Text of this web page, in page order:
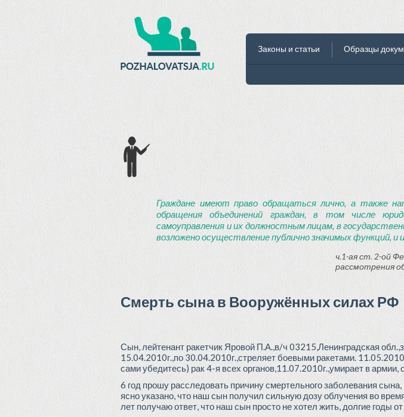
Законы и статьи Образцы
Граждане имеют право обращаться лично, а также
обращения объединений граждан, в том числе
самоуправления и их должностным лицам, в
возложено осуществление публично значимых функций,
ч.1-ая ст. 2-ой
рассмотрения
Смерть сына в Вооружённых силах РФ
Сын, лейтенант ракетчик Яровой П.А.,в/ч 03215,Ленинградская
15.04.2010г.,по 30.04.2010г.,стреляет боевыми ракетами.
сами убедитесь) рак 4-я всех органов,11.07.2010г.,умирает в
6 год прошу расследовать причину смертельного заболевания
ясно указано, что наш сын получил сильную дозу облучения во
лет получаю ответ, что наш сын просто не хотел жить, долгие годы